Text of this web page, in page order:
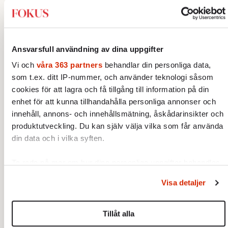
Ansvarsfull användning av dina uppgifter
Vi och våra 363 partners behandlar din personliga data,
som t.ex. ditt IP-nummer, och använder teknologi såsom
cookies för att lagra och få tillgång till information på din
enhet för att kunna tillhandahålla personliga annonser och
innehåll, annons- och innehållsmätning, åskådarinsikter och
produktutveckling. Du kan själv välja vilka som får använda
din data och i vilka syften.
ändra eller dra tillbaka ditt samtycke när som helst från
cookie-förklaringen.
Vi använder enhetsidentifierare för att anpassa innehållet
Visa detaljer
Tillåt alla
del skriver han att ”Redan från början hade
Sovjetunionen varit ett ryskt projekt”, som
hade någon agens. Detta stämmer inte. Att
ukrainare, letter, georgier och andra folk
spelade en aktiv roll i upprättandet och
upprätthållandet av sovjetdiktaturen är väl
beskrivet, även av svenska forskare.
Den sovjetiska nationalitetspolitiken under
20- och 30-talen, liksom svältkatastroferna i
till del ur konflikterna mellan nationalistiska
(inklusive judiska och ukrainska) och
internationalistiska grupperingar inom